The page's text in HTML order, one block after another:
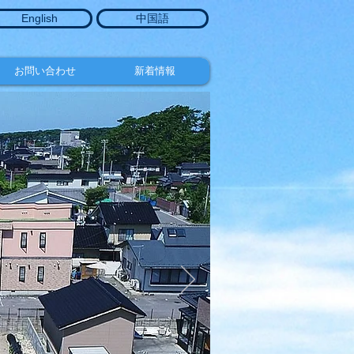
English 中国語
お問い合わせ 新着情報